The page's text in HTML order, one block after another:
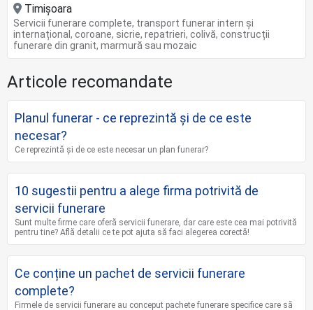
Timișoara
Servicii funerare complete, transport funerar intern și
internațional, coroane, sicrie, repatrieri, colivă, construcții
funerare din granit, marmură sau mozaic
Articole recomandate
Planul funerar - ce reprezintă și de ce este
necesar?
Ce reprezintă și de ce este necesar un plan funerar?
10 sugestii pentru a alege firma potrivită de
servicii funerare
Sunt multe firme care oferă servicii funerare, dar care este cea mai potrivită
pentru tine? Află detalii ce te pot ajuta să faci alegerea corectă!
Ce conține un pachet de servicii funerare
complete?
Firmele de servicii funerare au conceput pachete funerare specifice care să